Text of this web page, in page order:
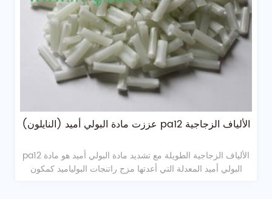
عززت مادة البولي أميد (النايلون) pa12 الألياف الزجاجية
pa12 الألياف الزجاجية الطويلة مع تشديد مادة البولي أميد هو مادة
البولي أميد المعدلة التي أعدتها مزج راتنجات البولياميد كمكون